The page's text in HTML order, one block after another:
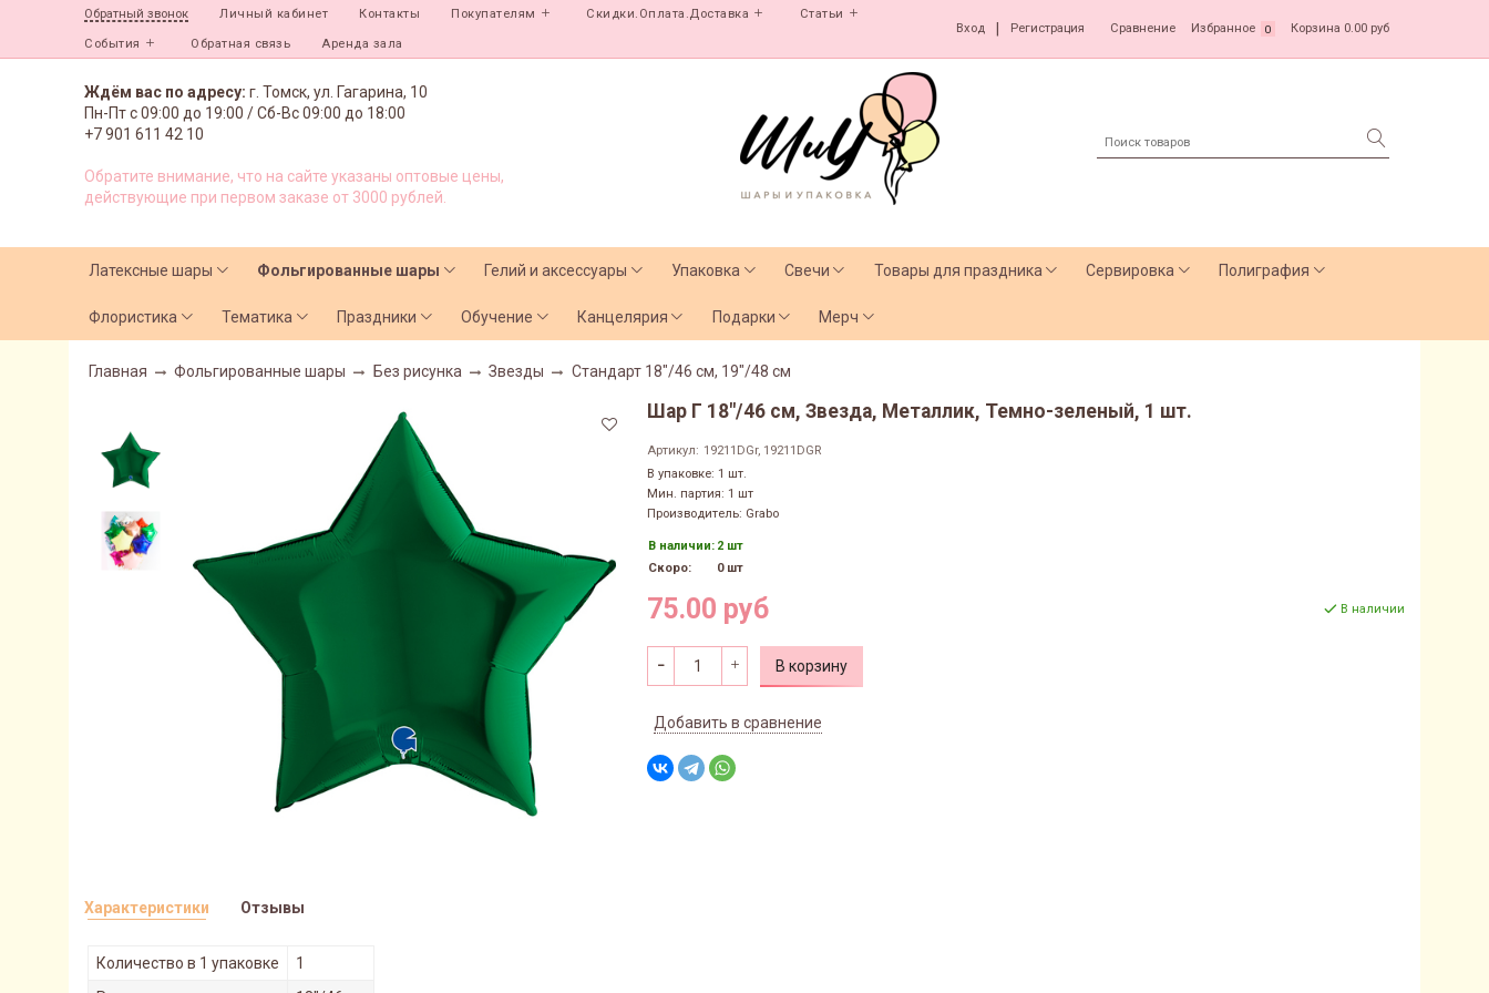
Обратный звонок Личный кабинет Контакты Покупателям Скидки.Оплата.Доставка Статьи
События Обратная связь Аренда зала
Вход Регистрация Сравнение Избранное 0 Корзина 0.00 руб
Ждём вас по адресу: г. Томск, ул. Гагарина, 10
Пн-Пт с09:00 до 19:00 /Сб-Вс 09:00 до 18:00
+7 901 611 42 10
Обратите внимание, что на сайте указаны оптовые цены,
действующие при первом заказе от 3000 рублей.
Латексные шары Фольгированные шары Гелий и аксессуары Упаковка Свечи Товары для праздника Сервировка Полиграфия
Флористика Тематика Праздники Обучение Канцелярия Подарки Мерч
Главная Фольгированные шары Без рисунка Звезды Стандарт 18"/46 см, 19"/48 см
Шар Г 18"/46 см, Звезда, Металлик, Темно-зеленый, 1 шт.
Артикул: 19211DGr, 19211DGR
В упаковке: 1 шт.
Мин. партия: 1 шт
Производитель: Grabo
В наличии: 2 шт
Скоро:
0 шт
75.00 руб В наличии
В корзину
Добавить в сравнение
Характеристики
Количество в 1 упаковке
1
Отзывы